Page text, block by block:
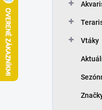
Vtáky